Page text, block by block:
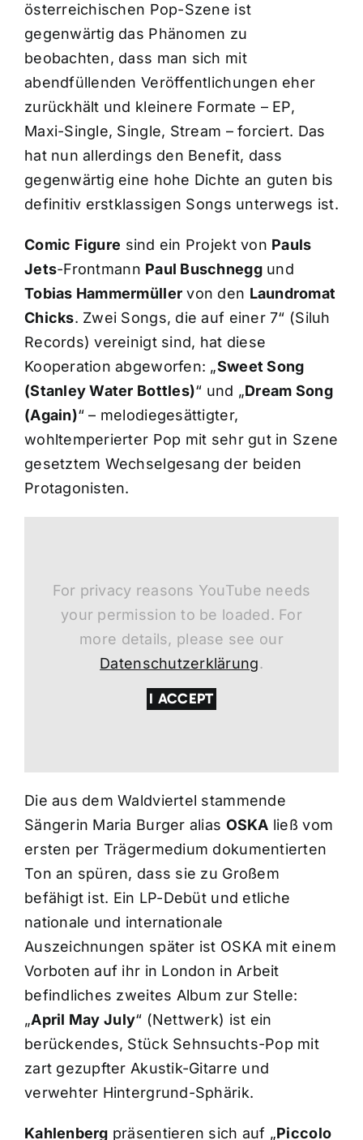
österreichischen Pop-Szene ist
gegenwärtig das Phänomen zu
beobachten, dass man sich mit
abendfüllenden Veröffentlichungen eher
zurückhält und kleinere Formate – EP,
Maxi-Single, Single, Stream – forciert. Das
hat nun allerdings den Benefit, dass
gegenwärtig eine hohe Dichte an guten bis
definitiv erstklassigen Songs unterwegs ist.
Comic Figure sind ein Projekt von Pauls
Jets-Frontmann Paul Buschneggund
Tobias Hammermüller von den Laundromat
Chicks. Zwei Songs, die auf einer 7“ (Siluh
Records) vereinigt sind, hat diese
Kooperation abgeworfen: „Sweet Song
(Stanley Water Bottles)“ und „Dream Song
(Again)“ – melodiegesättigter,
wohltemperierter Pop mit sehr gut in Szene
gesetztem Wechselgesang der beiden
Protagonisten.
For privacy reasons YouTube needs
your permission to be loaded. For
more details, please see our
Datenschutzerklärung.
I ACCEPT
Die aus dem Waldviertel stammende
Sängerin Maria Burger alias OSKA ließ vom
ersten per Trägermedium dokumentierten
Ton an spüren, dass sie zu Großem
befähigt ist. Ein LP-Debüt und etliche
nationale und internationale
Auszeichnungen später ist OSKA mit einem
Vorboten auf ihr in London in Arbeit
befindliches zweites Album zur Stelle:
„April May July“ (Nettwerk) ist ein
berückendes, Stück Sehnsuchts-Pop mit
zart gezupfter Akustik-Gitarre und
verwehter Hintergrund-Sphärik.
Kahlenberg präsentieren sich auf „Piccolo